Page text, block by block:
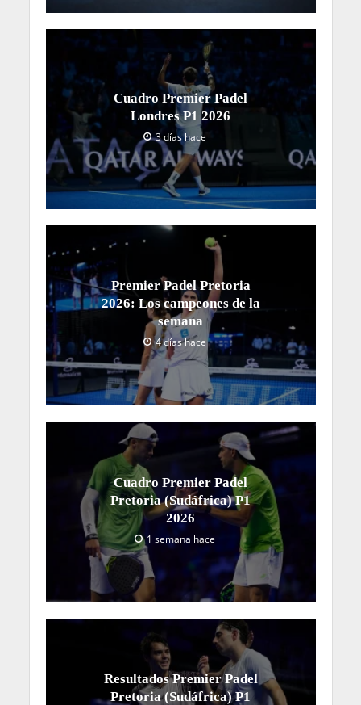
Cuadro Premier Padel
Londres P1 2026
3 días hace
Premier Padel Pretoria
2026: Los campeones de la
semana
4 días hace
Cuadro Premier Padel
Pretoria (Sudáfrica) P1
2026
1 semana hace
Resultados Premier Padel
Pretoria (Sudáfrica) P1